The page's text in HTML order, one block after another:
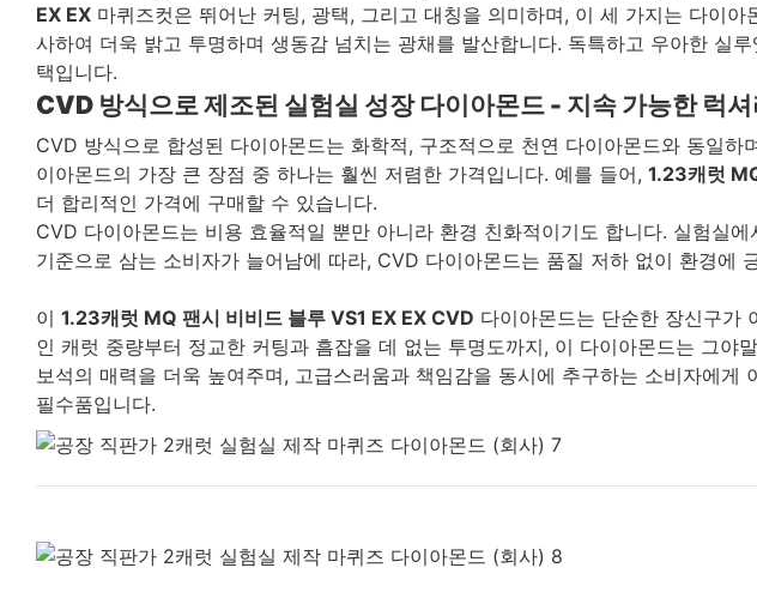
EX EX 마퀴즈컷은 뛰어난 커팅, 광택, 그리고 대칭을 의미하며, 이 세 가지는 다이
사하여 더욱 밝고 투명하며 생동감 넘치는 광채를 발산합니다. 독특하고 우아한 실루
택입니다.
CVD 방식으로 제조된 실험실 성장 다이아몬드 - 지속 가능한 럭셔
CVD 방식으로 합성된 다이아몬드는 화학적, 구조적으로 천연 다이아몬드와 동일
이아몬드의 가장 큰 장점 중 하나는 훨씬 저렴한 가격입니다. 예를 들어, 1.23캐럿
더 합리적인 가격에 구매할 수 있습니다.
CVD 다이아몬드는 비용 효율적일 뿐만 아니라 환경 친화적이기도 합니다. 실험실
기준으로 삼는 소비자가 늘어남에 따라, CVD 다이아몬드는 품질 저하 없이 환경에
이 1.23캐럿 MQ 팬시 비비드 블루 VS1 EX EX CVD 다이아몬드는 단순한 장신구가
인 캐럿 중량부터 정교한 커팅과 흠잡을 데 없는 투명도까지, 이 다이아몬드는 그
보석의 매력을 더욱 높여주며, 고급스러움과 책임감을 동시에 추구하는 소비자에
필수품입니다.